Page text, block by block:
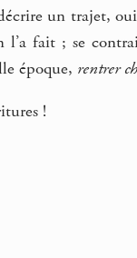
un trajet,
fait ; se
époque, rentrer
!